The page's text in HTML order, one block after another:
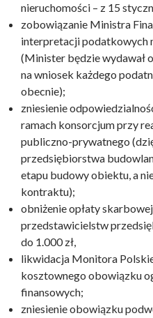
nieruchomości – z 15
zobowiązanie Ministra
interpretacji podatkowych
(Minister będzie wydawał
na wniosek każdego
obecnie);
zniesienie
ramach konsorcjum przy
publiczno-prywatnego
przedsiębiorstwa
etapu budowy obiektu, a
kontraktu);
obniżenie opłaty
przedstawicielstw
do 1.000 zł,
likwidacja Monitora
kosztownego obowiązku
finansowych;
zniesienie obowiązku